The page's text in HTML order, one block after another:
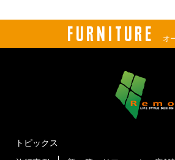
FURNITURE オ
トピックス